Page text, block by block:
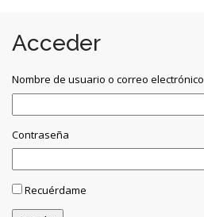
Acceder
Nombre de usuario o correo electrónico
Contraseña
Recuérdame